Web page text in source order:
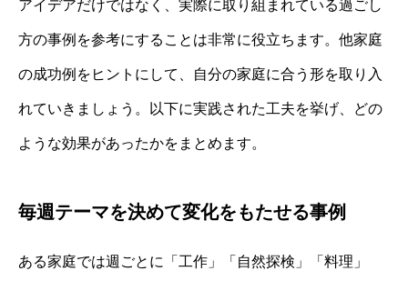
アイデアだけではなく、実際に取り組まれている過ごし
方の事例を参考にすることは非常に役立ちます。他家庭
の成功例をヒントにして、自分の家庭に合う形を取り入
れていきましょう。以下に実践された工夫を挙げ、どの
ような効果があったかをまとめます。
毎週テーマを決めて変化をもたせる事例
ある家庭では週ごとに「工作」「自然探検」「料理」